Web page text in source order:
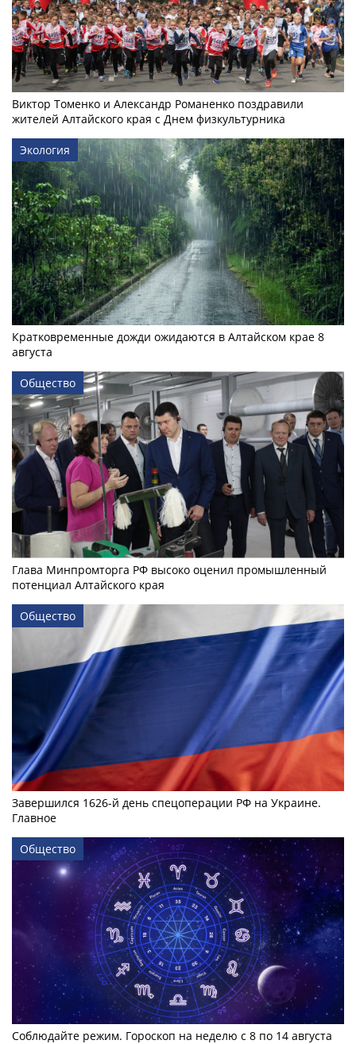
Виктор Томенко и Александр Романенко поздравили
жителей Алтайского края с Днем физкультурника
Экология
Кратковременные дожди ожидаются в Алтайском крае 8
августа
Общество
Глава Минпромторга РФ высоко оценил промышленный
потенциал Алтайского края
Общество
Завершился 1626-й день спецоперации РФ на Украине.
Главное
Общество
Соблюдайте режим. Гороскоп на неделю с 8 по 14 августа